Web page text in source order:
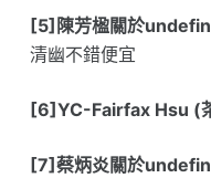
[5]陳芳楹關於
清幽不錯便宜
[6]YC-Fairfax Hsu (
[7]蔡炳炎關於